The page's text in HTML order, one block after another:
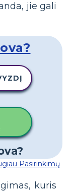
jie gali
Pasirinkimų
kuris